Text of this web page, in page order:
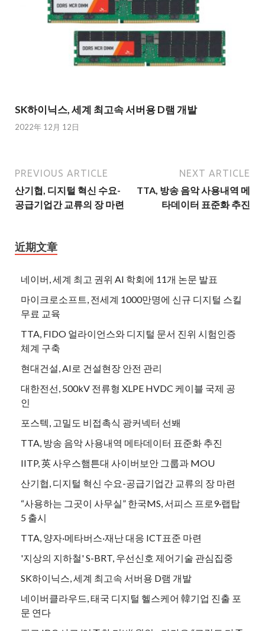
SK하이닉스, 세계 최고속 서버용 D램 개발
2022年 12月 12日
PREVIOUS ARTICLE
산기협, 디지털 혁신 수요-
공급기업간 교류의 장 마련
NEXT ARTICLE
TTA, 방송 음악 사용내역 메
타데이터 표준화 추진
近期文章
네이버, 세계 최고 권위 AI 학회에 11개 논문 발표
마이크로소프트, 전세계 1000만명에 신규 디지털 스킬
무료 교육
TTA, FIDO 얼라이언스와 디지털 문서 진위 시험인증
체계 구축
현대건설, AI로 건설현장 안전 관리
대한전선, 500kV 전류형 XLPE HVDC 케이블 국제 공
인
포스텍, 고밀도 비접촉식 광커넥터 선봬
TTA, 방송 음악 사용내역 메타데이터 표준화 추진
IITP, 英 사우스햄튼대 사이버보안 그룹과 MOU
산기협, 디지털 혁신 수요-공급기업간 교류의 장 마련
“사용하는 그곳이 사무실” 한국MS, 서피스 프로9·랩탑
5 출시
TTA, 양자·메타버스·재난 대응 ICT표준 마련
'지상의 지하철' S-BRT, 우선신호 제어기술 관심집중
SK하이닉스, 세계 최고속 서버용 D램 개발
네이버클라우드, 태국 디지털 헬스케어 韓기업 진출 포
문 연다